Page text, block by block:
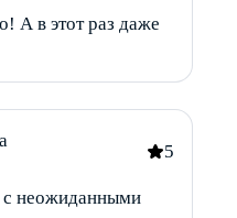
А в этот раз даже
5
с неожиданными